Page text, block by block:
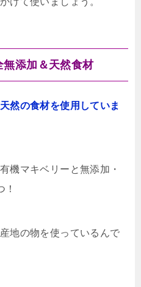
添加＆天然食材
然の食材を使用していま
機マキベリーと無添加・
地の物を使っているんで